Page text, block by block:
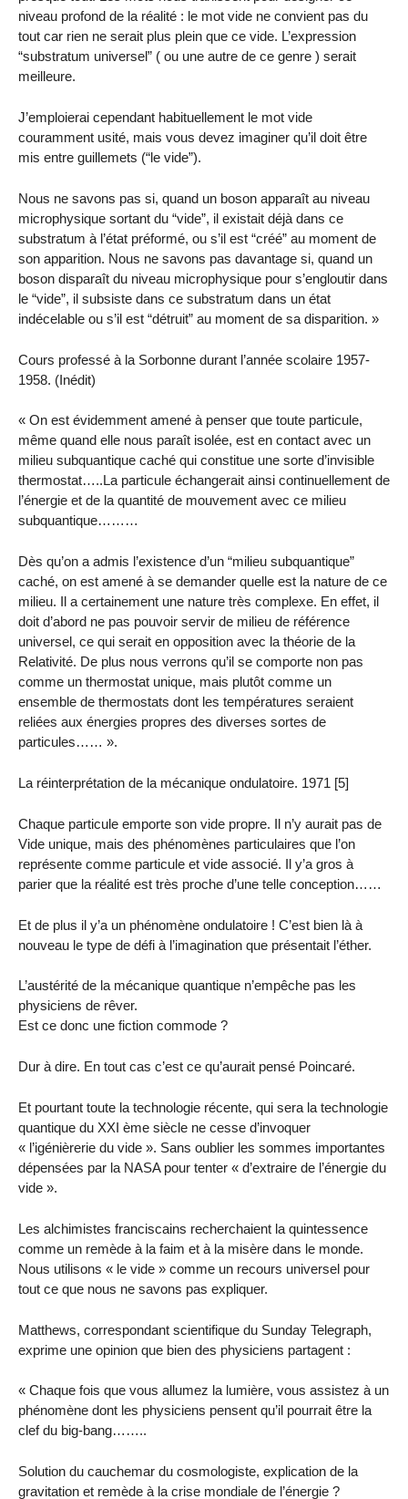
niveau profond de la réalité : le mot vide ne convient pas du
tout car rien ne serait plus plein que ce vide. L’expression
“substratum universel” ( ou une autre de ce genre ) serait
meilleure.
J’emploierai cependant habituellement le mot vide
couramment usité, mais vous devez imaginer qu’il doit être
mis entre guillemets (“le vide”).
Nous ne savons pas si, quand un boson apparaît au niveau
microphysique sortant du “vide”, il existait déjà dans ce
substratum à l’état préformé, ou s’il est “créé” au moment de
son apparition. Nous ne savons pas davantage si, quand un
boson disparaît du niveau microphysique pour s’engloutir dans
le “vide”, il subsiste dans ce substratum dans un état
indécelable ou s’il est “détruit” au moment de sa disparition. »
Cours professé à la Sorbonne durant l’année scolaire 1957-
1958. (Inédit)
« On est évidemment amené à penser que toute particule,
même quand elle nous paraît isolée, est en contact avec un
milieu subquantique caché qui constitue une sorte d’invisible
thermostat…..La particule échangerait ainsi continuellement de
l’énergie et de la quantité de mouvement avec ce milieu
subquantique………
Dès qu’on a admis l’existence d’un “milieu subquantique”
caché, on est amené à se demander quelle est la nature de ce
milieu. Il a certainement une nature très complexe. En effet, il
doit d’abord ne pas pouvoir servir de milieu de référence
universel, ce qui serait en opposition avec la théorie de la
Relativité. De plus nous verrons qu’il se comporte non pas
comme un thermostat unique, mais plutôt comme un
ensemble de thermostats dont les températures seraient
reliées aux énergies propres des diverses sortes de
particules…… ».
La réinterprétation de la mécanique ondulatoire. 1971 [5]
Chaque particule emporte son vide propre. Il n’y aurait pas de
Vide unique, mais des phénomènes particulaires que l’on
représente comme particule et vide associé. Il y’a gros à
parier que la réalité est très proche d’une telle conception……
Et de plus il y’a un phénomène ondulatoire ! C’est bien là à
nouveau le type de défi à l’imagination que présentait l’éther.
L’austérité de la mécanique quantique n’empêche pas les
physiciens de rêver.
Est ce donc une fiction commode ?
Dur à dire. En tout cas c’est ce qu’aurait pensé Poincaré.
Et pourtant toute la technologie récente, qui sera la technologie
quantique du XXI ème siècle ne cesse d’invoquer
« l’igénièrerie du vide ». Sans oublier les sommes importantes
dépensées par la NASA pour tenter « d’extraire de l’énergie du
vide ».
Les alchimistes franciscains recherchaient la quintessence
comme un remède à la faim et à la misère dans le monde.
Nous utilisons « le vide » comme un recours universel pour
tout ce que nous ne savons pas expliquer.
Matthews, correspondant scientifique du Sunday Telegraph,
exprime une opinion que bien des physiciens partagent :
« Chaque fois que vous allumez la lumière, vous assistez à un
phénomène dont les physiciens pensent qu’il pourrait être la
clef du big-bang……..
Solution du cauchemar du cosmologiste, explication de la
gravitation et remède à la crise mondiale de l’énergie ?